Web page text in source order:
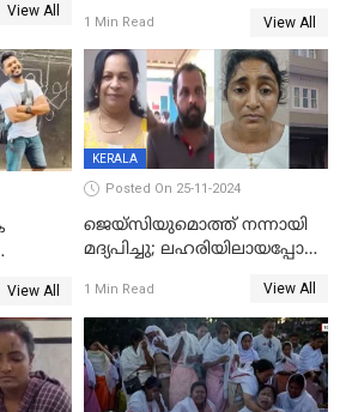
View All
ഊര്‍ജിതമാക്കി
1 Min Read View All
View All
KERALA
Posted On 25-11-2024
ജെയ്‌സിയുമൊത്ത് നന്നായി
മദ്യപിച്ചു; ലഹരിയിലായപ്പോൾ
പലവട്ടം അടിച്ചു;
നിലവിളിച്ചപ്പോൾ മുഖത്ത്
തലയിണ വച്ചമർത്തി;
അരുംകൊലയിൽ യുവാവും
യുവതിയും പിടിയിൽ
1 Min Read View All